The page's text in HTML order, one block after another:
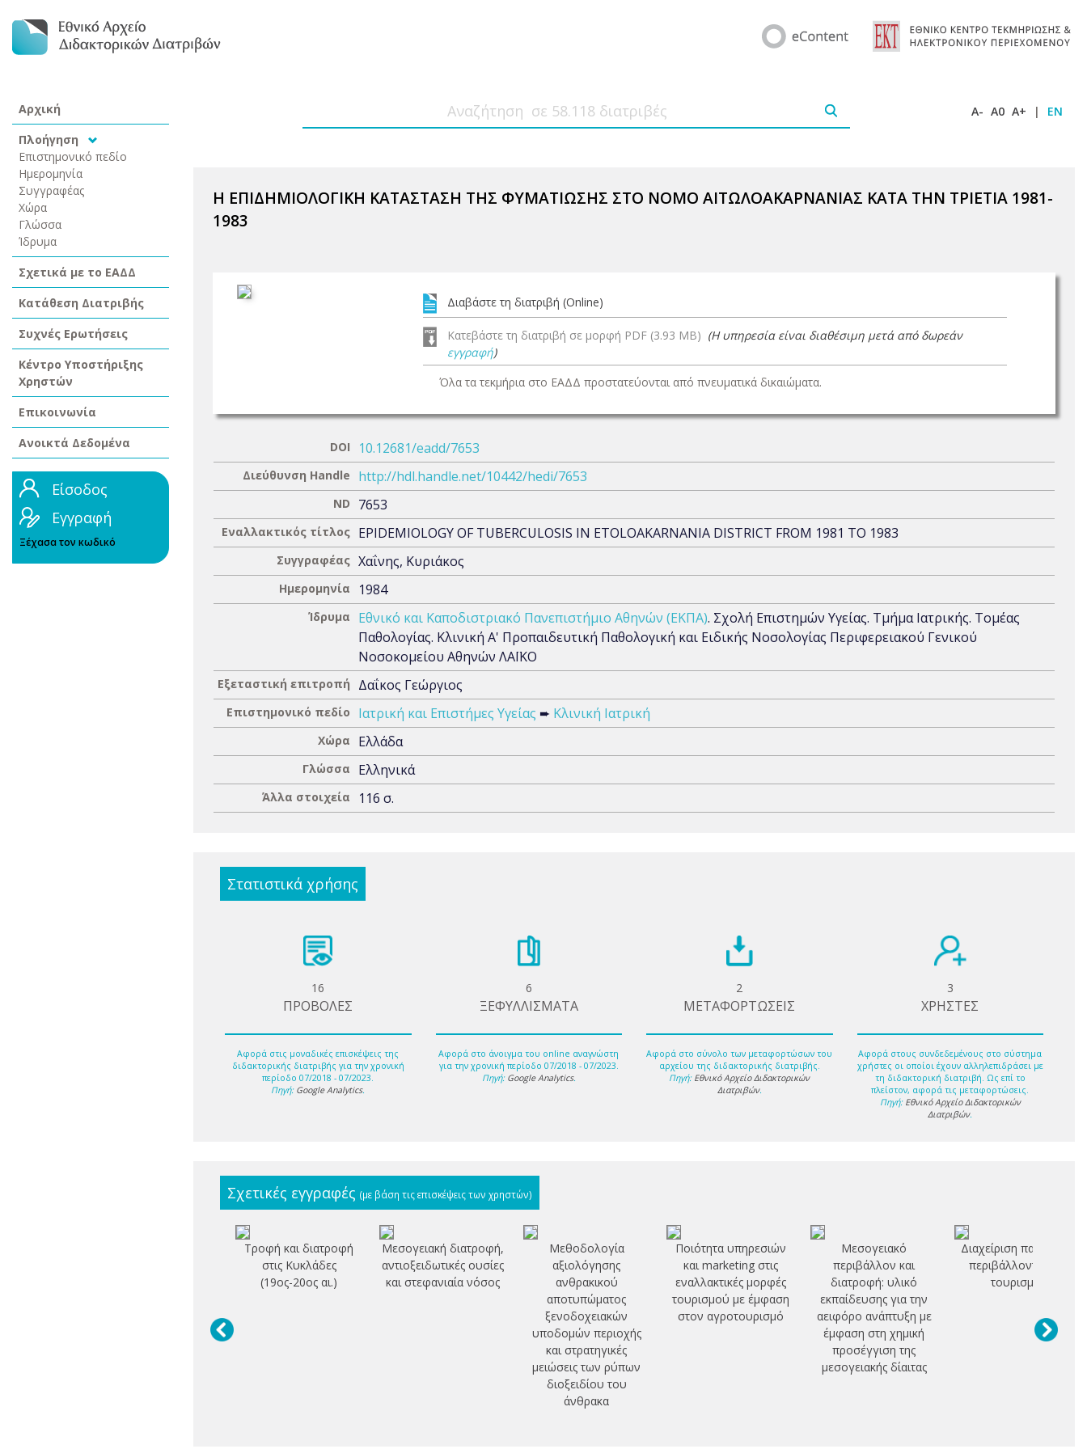
Αρχική
Πλοήγηση
Επιστημονικό πεδίο
Ημερομηνία
Συγγραφέας
Χώρα
Γλώσσα
Ίδρυμα
Σχετικά με το ΕΑΔΔ
Κατάθεση Διατριβής
Συχνές Ερωτήσεις
Κέντρο Υποστήριξης
Χρηστών
Επικοινωνία
Ανοικτά Δεδομένα
Είσοδος
Εγγραφή
Ξέχασα τον κωδικό
A- A0 A+ | EN
Η ΕΠΙΔΗΜΙΟΛΟΓΙΚΗ ΚΑΤΑΣΤΑΣΗ ΤΗΣ ΦΥΜΑΤΙΩΣΗΣ ΣΤΟ ΝΟΜΟ ΑΙΤΩΛΟΑΚΑΡΝΑΝΙΑΣ ΚΑΤΑ ΤΗΝ ΤΡΙΕΤΙΑ 1981-
1983
Διαβάστε τη διατριβή (Online)
Κατεβάστε τη διατριβή σε μορφή PDF (3.93 MB) (Η υπηρεσία είναι διαθέσιμη μετά από δωρεάν
εγγραφή)
Όλα τα τεκμήρια στο ΕΑΔΔ προστατεύονται από πνευματικά δικαιώματα.
DOI 10.12681/eadd/7653
Διεύθυνση Handle http://hdl.handle.net/10442/hedi/7653
ND 7653
Εναλλακτικός τίτλος EPIDEMIOLOGY OF TUBERCULOSIS IN ETOLOAKARNANIA DISTRICT FROM 1981 TO 1983
Συγγραφέας Χαΐνης, Κυριάκος
Ημερομηνία 1984
Ίδρυμα Εθνικό και Καποδιστριακό Πανεπιστήμιο Αθηνών (ΕΚΠΑ). Σχολή Επιστημών Υγείας. Τμήμα Ιατρικής. Τομέας
Παθολογίας. Κλινική Α' Προπαιδευτική Παθολογική και Ειδικής Νοσολογίας Περιφερειακού Γενικού
Νοσοκομείου Αθηνών ΛΑΪΚΟ
Εξεταστική επιτροπή Δαΐκος Γεώργιος
Επιστημονικό πεδίο Ιατρική και Επιστήμες Υγείας ➨ Κλινική Ιατρική
Χώρα Ελλάδα
Γλώσσα Ελληνικά
Άλλα στοιχεία 116 σ.
Στατιστικά χρήσης
16
ΠΡΟΒΟΛΕΣ
Αφορά στις μοναδικές επισκέψεις της
διδακτορικής διατριβής για την χρονική
περίοδο 07/2018 - 07/2023.
Πηγή: Google Analytics.
6
ΞΕΦΥΛΛΙΣΜΑΤΑ
Αφορά στο άνοιγμα του online αναγνώστη
για την χρονική περίοδο 07/2018 - 07/2023.
Πηγή: Google Analytics.
2
ΜΕΤΑΦΟΡΤΩΣΕΙΣ
Αφορά στο σύνολο των μεταφορτώσων του
αρχείου της διδακτορικής διατριβής.
Πηγή: Εθνικό Αρχείο Διδακτορικών
Διατριβών.
3
ΧΡΗΣΤΕΣ
Αφορά στους συνδεδεμένους στο σύστημα
χρήστες οι οποίοι έχουν αλληλεπιδράσει με
τη διδακτορική διατριβή. Ως επί το
πλείστον, αφορά τις μεταφορτώσεις.
Πηγή: Εθνικό Αρχείο Διδακτορικών
Διατριβών.
Σχετικές εγγραφές (με βάση τις επισκέψεις των χρηστών)
Τροφή και διατροφή
στις Κυκλάδες
(19ος-20ος αι.)
Μεσογειακή διατροφή,
αντιοξειδωτικές ουσίες
και στεφανιαία νόσος
Μεθοδολογία
αξιολόγησης
ανθρακικού
αποτυπώματος
ξενοδοχειακών
υποδομών περιοχής
και στρατηγικές
μειώσεις των ρύπων
διοξειδίου του
άνθρακα
Ποιότητα υπηρεσιών
και marketing στις
εναλλακτικές μορφές
τουρισμού με έμφαση
στον αγροτουρισμό
Μεσογειακό
περιβάλλον και
διατροφή: υλικό
εκπαίδευσης για την
αειφόρο ανάπτυξη με
έμφαση στη χημική
προσέγγιση της
μεσογειακής δίαιτας
Διαχείριση παράκτιου
περιβάλλοντος και
τουρισμός